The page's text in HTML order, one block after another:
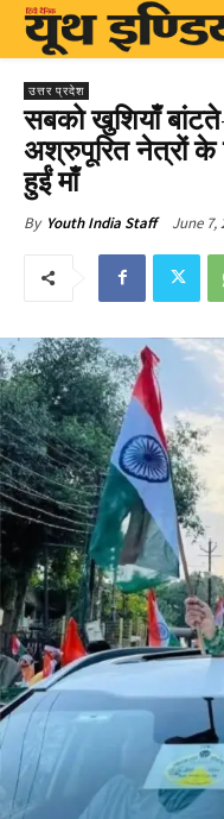
उत्तर प्रदेश
सबको खुशियाँ
अश्रुपूरित नेत्रों के
हुईं माँ
By Youth India Staff June 7,